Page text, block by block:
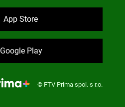
App Store
Google Play
© FTV Prima spol. s r.o.